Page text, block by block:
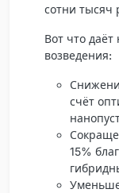
сотни тысяч
Вот что даёт
возведения:
счёт
15%